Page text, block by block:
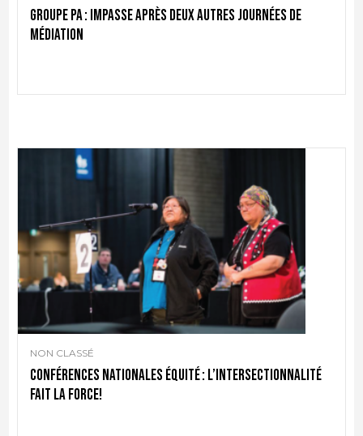
Groupe PA : impasse après deux autres journées de
médiation
NON CLASSÉ
Conférences nationales Équité : l’intersectionnalité
fait la force!